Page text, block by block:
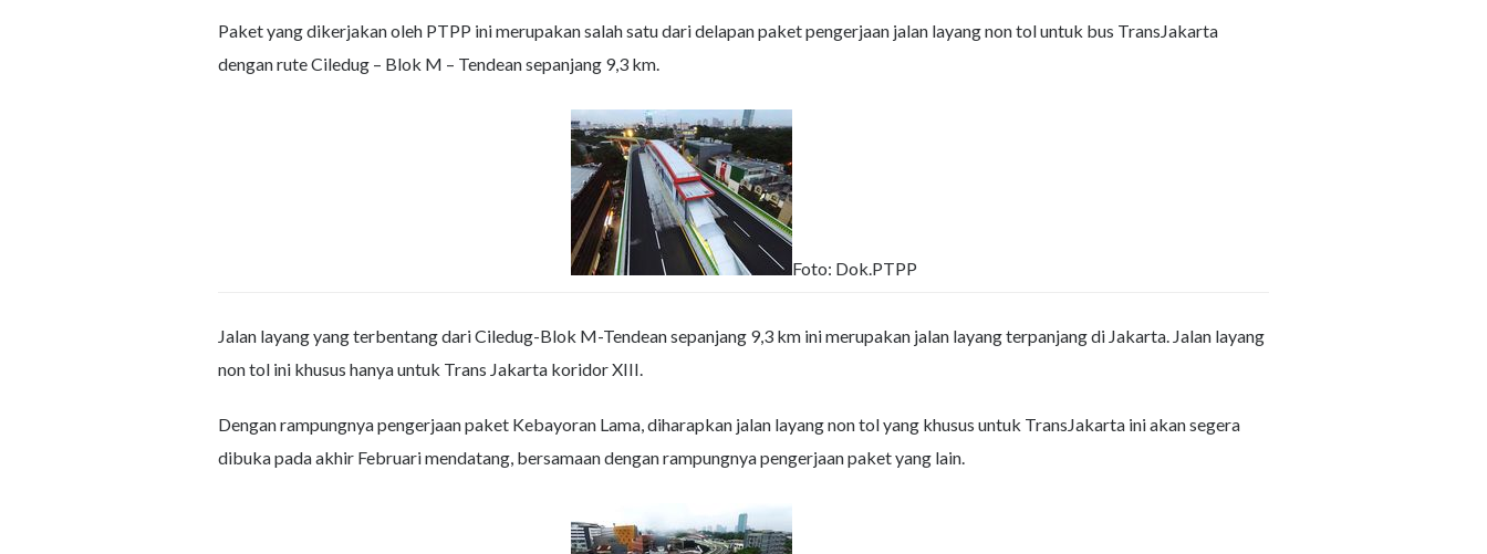
Paket yang dikerjakan oleh PTPP ini merupakan salah satu dari delapan paket pengerjaan jalan layang non tol untuk bus TransJakarta
dengan rute Ciledug – Blok M – Tendean sepanjang 9,3 km.
Foto: Dok.PTPP
Jalan layang yang terbentang dari Ciledug-Blok M-Tendean sepanjang 9,3 km ini merupakan jalan layang terpanjang di Jakarta. Jalan layang
non tol ini khusus hanya untuk Trans Jakarta koridor XIII.
Dengan rampungnya pengerjaan paket Kebayoran Lama, diharapkan jalan layang non tol yang khusus untuk TransJakarta ini akan segera
dibuka pada akhir Februari mendatang, bersamaan dengan rampungnya pengerjaan paket yang lain.